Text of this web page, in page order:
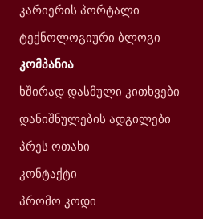
კარიერის პორტალი
ტექნოლოგიური ბლოგი
კომპანია
ხშირად დასმული კითხვები
დანიშნულების ადგილები
პრეს ოთახი
კონტაქტი
პრომო კოდი